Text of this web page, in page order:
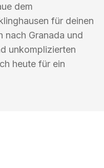
dem
für deinen
nach Granada und
unkomplizierten
heute für ein